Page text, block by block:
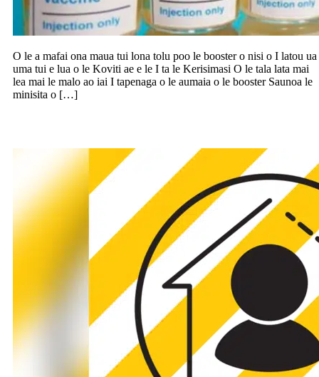
O le a mafai ona maua tui lona tolu poo le booster o nisi o I latou ua
uma tui e lua o le Koviti ae e le I ta le Kerisimasi O le tala lata mai
lea mai le malo ao iai I tapenaga o le aumaia o le booster Saunoa le
minisita o […]